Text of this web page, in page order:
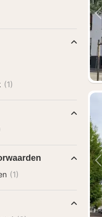
(1)
(1)